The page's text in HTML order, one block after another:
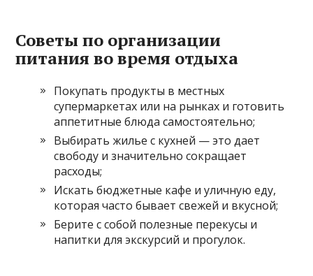
Советы по организации
питания во время отдыха
Покупать продукты в местных
супермаркетах или на рынках и готовить
аппетитные блюда самостоятельно;
Выбирать жилье с кухней — это дает
свободу и значительно сокращает
расходы;
Искать бюджетные кафе и уличную еду,
которая часто бывает свежей и вкусной;
Берите с собой полезные перекусы и
напитки для экскурсий и прогулок.